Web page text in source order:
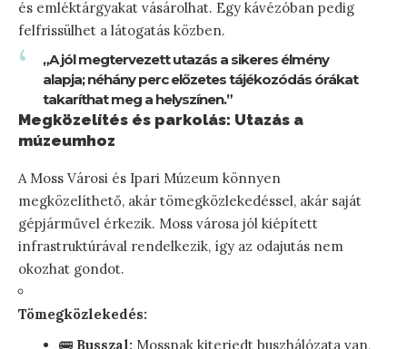
és emléktárgyakat vásárolhat. Egy kávézóban pedig
felfrissülhet a látogatás közben.
„A jól megtervezett utazás a sikeres élmény
alapja; néhány perc előzetes tájékozódás órákat
takaríthat meg a helyszínen.”
Megközelítés és parkolás: Utazás a
múzeumhoz
A Moss Városi és Ipari Múzeum könnyen
megközelíthető, akár tömegközlekedéssel, akár saját
gépjárművel érkezik. Moss városa jól kiépített
infrastruktúrával rendelkezik, így az odajutás nem
okozhat gondot.
Tömegközlekedés:
🚌 Busszal: Mossnak kiterjedt buszhálózata van,